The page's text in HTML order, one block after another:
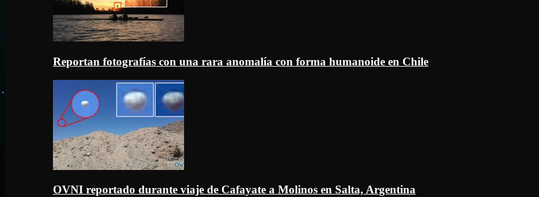
Reportan fotografías con una rara anomalía con forma humanoide en Chile
OVNI reportado durante viaje de Cafayate a Molinos en Salta, Argentina